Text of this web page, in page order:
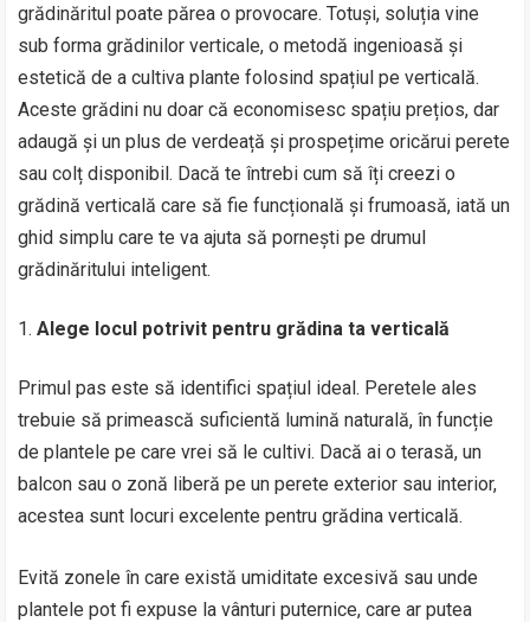
grădinăritul poate părea o provocare. Totuși, soluția vine
sub forma grădinilor verticale, o metodă ingenioasă și
estetică de a cultiva plante folosind spațiul pe verticală.
Aceste grădini nu doar că economisesc spațiu prețios, dar
adaugă și un plus de verdeață și prospețime oricărui perete
sau colț disponibil. Dacă te întrebi cum să îți creezi o
grădină verticală care să fie funcțională și frumoasă, iată un
ghid simplu care te va ajuta să pornești pe drumul
grădinăritului inteligent.
Alege locul potrivit pentru grădina ta verticală
Primul pas este să identifici spațiul ideal. Peretele ales
trebuie să primească suficientă lumină naturală, în funcție
de plantele pe care vrei să le cultivi. Dacă ai o terasă, un
balcon sau o zonă liberă pe un perete exterior sau interior,
acestea sunt locuri excelente pentru grădina verticală.
Evită zonele în care există umiditate excesivă sau unde
plantele pot fi expuse la vânturi puternice, care ar putea